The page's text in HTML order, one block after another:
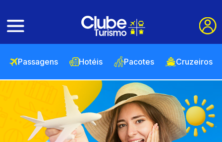
Passagens Hotéis Pacotes Cruzeiros